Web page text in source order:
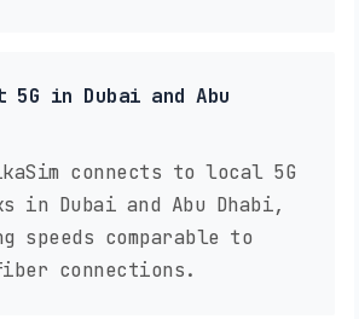
in Dubai and Abu
connects to local 5G
in Dubai and Abu Dhabi,
speeds comparable to
connections.